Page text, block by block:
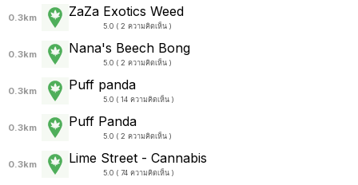
0.3km ZaZa Exotics Weed
5.0 ( 2 ความคิดเห็น )
0.3km Nana's Beech Bong
5.0 ( 2 ความคิดเห็น )
0.3km Puff panda
5.0 ( 14 ความคิดเห็น )
0.3km Puff Panda
5.0 ( 2 ความคิดเห็น )
0.3km Lime Street - Cannabis
5.0 ( 74 ความคิดเห็น )